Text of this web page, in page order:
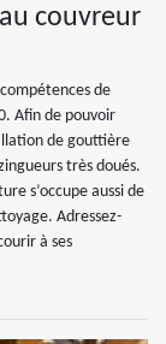
couvreur
de
Afin de pouvoir
de gouttière
très doués.
s’occupe aussi de
Adressez-
à ses